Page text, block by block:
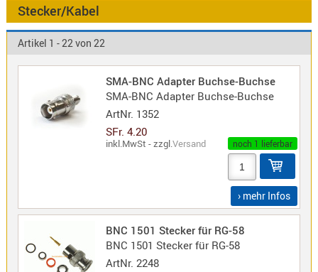
Antennen
f.
UHF,
Duplexer
/
Triplexer
/
Weichen
Bezeichnung
Neuheit
Stecker/Kabel
Artikel 1 - 22 von 22
SMA-BNC Adapter Buchse-Buchse
SMA-BNC Adapter Buchse-Buchse
ArtNr. 1352
SFr. 4.20
inkl.MwSt - zzgl.Versand noch 1 lieferbar
› mehr Infos
BNC 1501 Stecker für RG-58
BNC 1501 Stecker für RG-58
ArtNr. 2248
WEITER